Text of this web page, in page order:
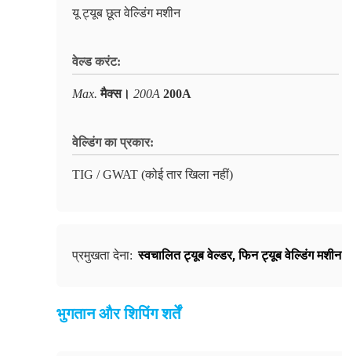
यू ट्यूब छूत वेल्डिंग मशीन
वेल्ड करंट:
Max. मैक्स। 200A 200A
वेल्डिंग का प्रकार:
TIG / GWAT (कोई तार खिला नहीं)
प्रमुखता देना: स्वचालित ट्यूब वेल्डर,फिन ट्यूब वेल्डिंग मशीन
भुगतान और शिपिंग शर्तें